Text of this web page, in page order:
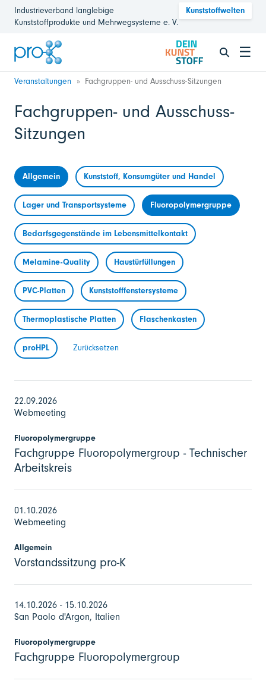
Industrieverband langlebige
Kunststoffprodukte und Mehrwegsysteme e. V.
Kunststoffwelten
☰
Veranstaltungen Fachgruppen- und Ausschuss-Sitzungen
Fachgruppen- und Ausschuss-
Sitzungen
Allgemein Kunststoff, Konsumgüter und Handel
Lager und Transportsysteme Fluoropolymergruppe
Bedarfsgegenstände im Lebensmittelkontakt
Melamine-Quality Haustürfüllungen
PVC-Platten Kunststofffenstersysteme
Thermoplastische Platten Flaschenkasten
proHPL Zurücksetzen
22.09.2026
Webmeeting
Fluoropolymergruppe
Fachgruppe Fluoropolymergroup - Technischer
Arbeitskreis
01.10.2026
Webmeeting
Allgemein
Vorstandssitzung pro-K
14.10.2026 - 15.10.2026
San Paolo d'Argon, Italien
Fluoropolymergruppe
Fachgruppe Fluoropolymergroup